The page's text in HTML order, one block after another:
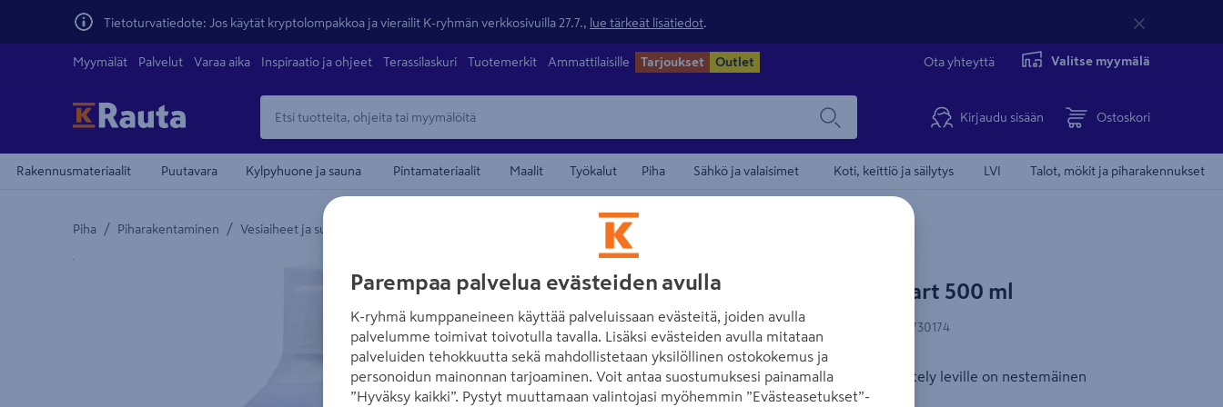
Tietoturvatiedote: Jos käytät kryptolompakkoa ja vierailit K-ryhmän verkkosivuilla 27.7., lue tärkeät lisätiedot
Myymälät Palvelut Varaa aika Inspiraatio ja ohjeet Terassilaskuri Tuotemerkit Ammattilaisille Tarjoukset Outlet Ota yhteyttä Valitse myymälä
Kirjaudu sisään Ostoskori
Rakennusmateriaalit Puutavara Kylpyhuone ja sauna Pintamateriaalit Maalit Työkalut Piha Sähkö ja valaisimet Koti, keittiö ja säilytys LVI Talot, mökit ja piharakennukset
Piha / Piharakentaminen / Vesiaiheet ja suihkulähteet
Yksityiskohtainen kuvaus löytyy Tuotteen kuvaus -maamerkistä
Lammenhoitoaine Aqua Start 500 ml
:502739044 8711465730174
Ubbinkin BioBalance Aqua Clear -vesikäsittely leville on nestemäinen
vedenhoitotuote kirkkaan veden laadulle
Parempaa palvelua evästeiden avulla
K-ryhmä kumppaneineen käyttää palveluissaan evästeitä, joiden avulla
palvelumme toimivat toivotulla tavalla. Lisäksi evästeiden avulla mitataan
palveluiden tehokkuutta sekä mahdollistetaan yksilöllinen ostokokemus ja
personoidun mainonnan tarjoaminen. Voit antaa suostumuksesi painamalla
”Hyväksy kaikki”. Pystyt muuttamaan valintojasi myöhemmin ”Evästeasetukset”-